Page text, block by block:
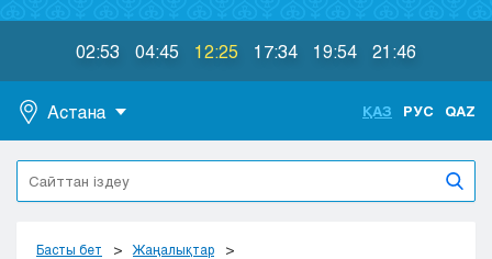
02:53 04:45 12:25 17:34 19:54 21:46
Астана
Астана
Алматы
Актобе
ҚАЗ РУС QAZ
Басты бет
Жаңалықтар